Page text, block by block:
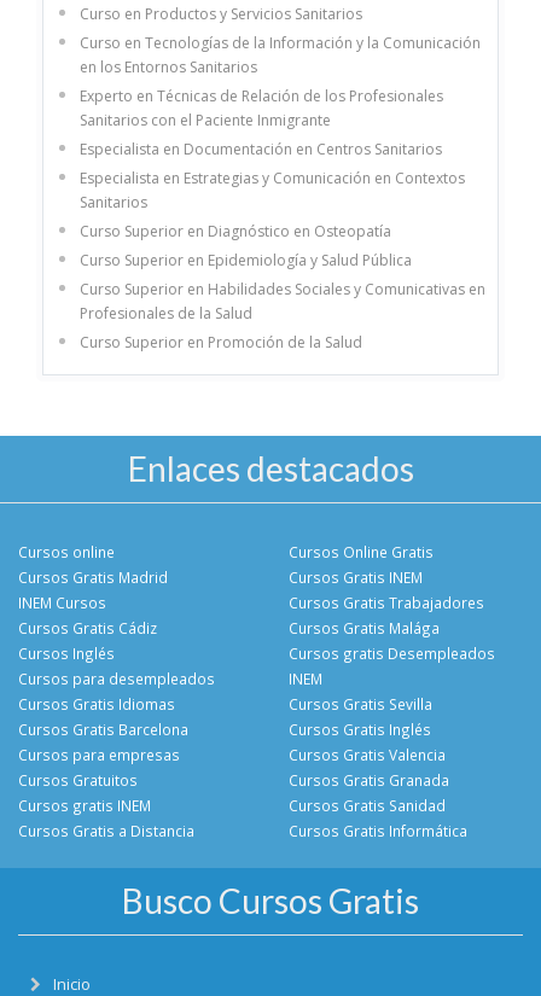
Curso en Productos y Servicios Sanitarios
Curso en Tecnologías de la Información y la Comunicación
en los Entornos Sanitarios
Experto en Técnicas de Relación de los Profesionales
Sanitarios con el Paciente Inmigrante
Especialista en Documentación en Centros Sanitarios
Especialista en Estrategias y Comunicación en Contextos
Sanitarios
Curso Superior en Diagnóstico en Osteopatía
Curso Superior en Epidemiología y Salud Pública
Curso Superior en Habilidades Sociales y Comunicativas en
Profesionales de la Salud
Curso Superior en Promoción de la Salud
Enlaces destacados
Cursos online
Cursos Gratis Madrid
INEM Cursos
Cursos Gratis Cádiz
Cursos Online Gratis
Cursos Gratis INEM
Cursos Gratis Trabajadores
Cursos Gratis Malága
Cursos Inglés
Cursos para desempleados
Cursos Gratis Idiomas
Cursos Gratis Barcelona
Cursos gratis Desempleados
INEM
Cursos Gratis Sevilla
Cursos Gratis Inglés
Cursos para empresas
Cursos Gratuitos
Cursos gratis INEM
Cursos Gratis a Distancia
Cursos Gratis Valencia
Cursos Gratis Granada
Cursos Gratis Sanidad
Cursos Gratis Informática
Busco Cursos Gratis
Inicio